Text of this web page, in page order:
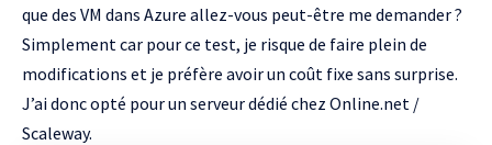
que des VM dans Azure allez-vous peut-être me demander ?
Simplement car pour ce test, je risque de faire plein de
modifications et je préfère avoir un coût fixe sans surprise.
J’ai donc opté pourun serveur dédié chez Online.net /
Scaleway.